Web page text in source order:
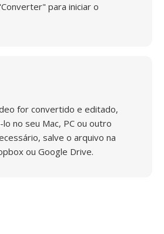
para iniciar o
for convertido e editado,
no seu Mac, PC ou outro
salve o arquivo na
ou Google Drive.